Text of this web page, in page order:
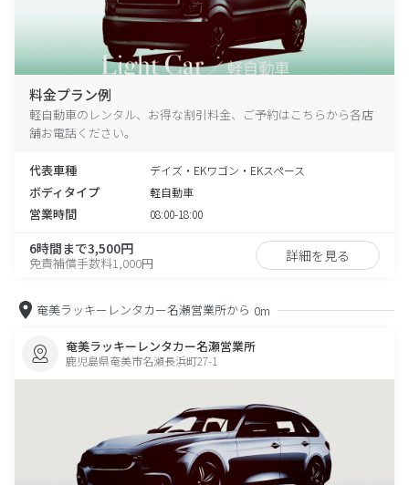
料金プラン例
軽自動車のレンタル、お得な割引料金、ご予約はこちらから各店
舗お電話ください。
代表車種 デイズ・EKワゴン・EKスペース
ボディタイプ 軽自動車
営業時間 08:00-18:00
6時間まで3,500円
免責補償手数料1,000円 詳細を見る
奄美ラッキーレンタカー名瀬営業所から 0m
奄美ラッキーレンタカー名瀬営業所
鹿児島県奄美市名瀬長浜町27-1